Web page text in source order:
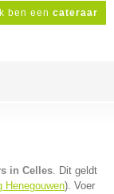
Ik ben een cateraar
in Celles. Dit geldt
Henegouwen). Voer